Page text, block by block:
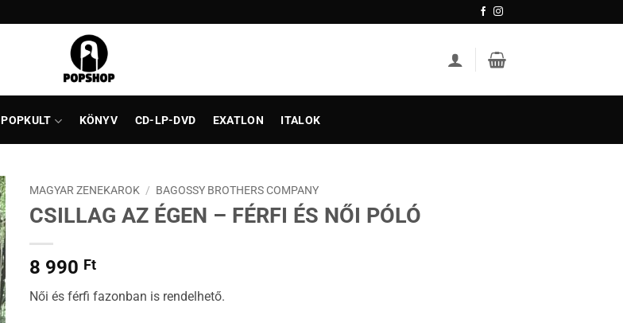
POPKULT KÖNYV CD-LP-DVD EXATLON ITALOK
MAGYAR ZENEKAROK / BAGOSSY BROTHERS COMPANY
CSILLAG AZ ÉGEN – FÉRFI ÉS NŐI PÓLÓ
8 990 Ft
Női és férfi fazonban is rendelhető.